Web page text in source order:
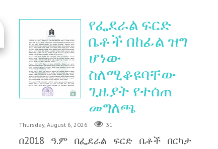
የፌደራል ፍርድ
ቤቶች በከፊል ዝግ
ሆነው
ስለሚቆዩባቸው
ጊዜያት የተሰጠ
መግለጫ
Thursday, August 6, 2026 31
በ2018 ዓ.ም በፌደራል ፍርድ ቤቶች በርካታ